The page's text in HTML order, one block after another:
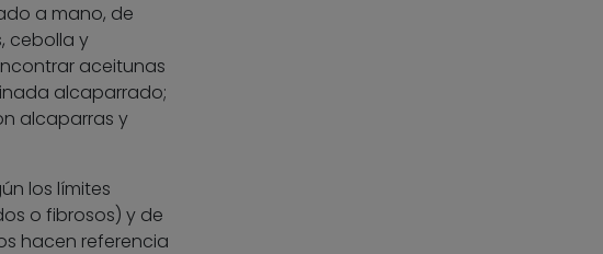
a mano, de
cebolla y
aceitunas
alcaparrado;
alcaparras y
los límites
o fibrosos) y de
hacen referencia